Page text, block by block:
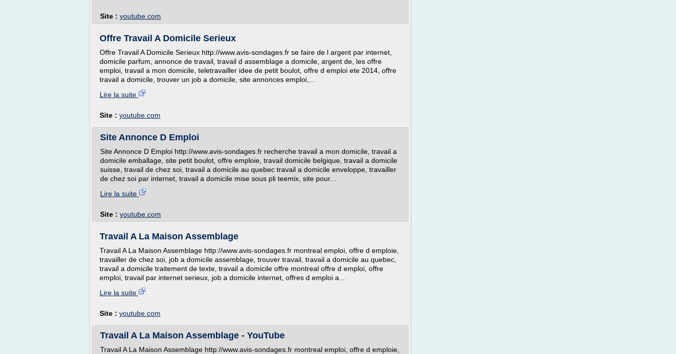
Site : youtube.com
Offre Travail A Domicile Serieux
Offre Travail A Domicile Serieux http://www.avis-sondages.fr se faire de l argent par internet,
domicile parfum, annonce de travail, travail d assemblage a domicile, argent de, les offre
emploi, travail a mon domicile, teletravailler idee de petit boulot, offre d emploi ete 2014, offre
travail a domicile, trouver un job a domicile, site annonces emploi,...
Lire la suite
Site : youtube.com
Site Annonce D Emploi
Site Annonce D Emploi http://www.avis-sondages.fr recherche travail a mon domicile, travail a
domicile emballage, site petit boulot, offre emploie, travail domicile belgique, travail a domicile
suisse, travail de chez soi, travail a domicile au quebec travail a domicile enveloppe, travailler
de chez soi par internet, travail a domicile mise sous pli teemix, site pour...
Lire la suite
Site : youtube.com
Travail A La Maison Assemblage
Travail A La Maison Assemblage http://www.avis-sondages.fr montreal emploi, offre d emploie,
travailler de chez soi, job a domicile assemblage, trouver travail, travail a domicile au quebec,
travail a domicile traitement de texte, travail a domicile offre montreal offre d emploi, offre
emploi, travail par internet serieux, job a domicile internet, offres d emploi a...
Lire la suite
Site : youtube.com
Travail A La Maison Assemblage - YouTube
Travail A La Maison Assemblage http://www.avis-sondages.fr montreal emploi, offre d emploie,